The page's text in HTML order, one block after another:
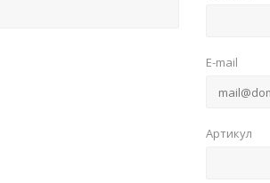
E-mail
Артикул